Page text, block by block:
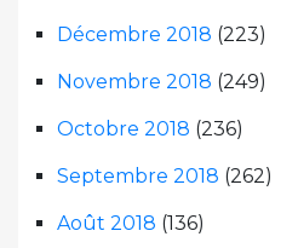
Décembre 2018 (223)
Novembre 2018 (249)
Octobre 2018 (236)
Septembre 2018 (262)
Août 2018 (136)